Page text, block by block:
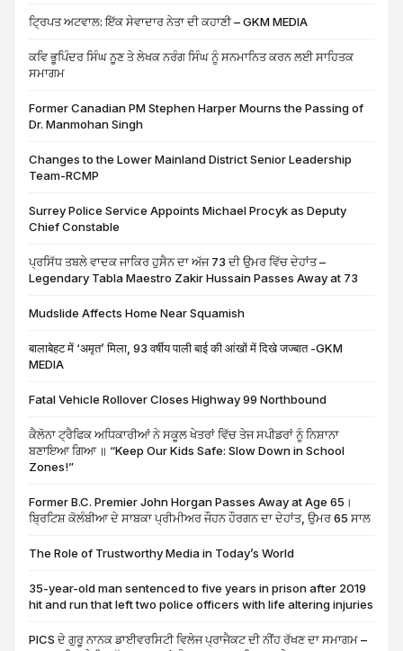
ਟ੍ਰਿਪਤ ਅਟਵਾਲ: ਇੱਕ ਸੇਵਾਦਾਰ ਨੇਤਾ ਦੀ ਕਹਾਣੀ – GKM MEDIA
ਕਵਿ ਭੂਪਿੰਦਰ ਸਿੰਘ ਨੂਣ ਤੇ ਲੇਖਕ ਨਰੰਗ ਸਿੰਘ ਨੂੰ ਸਨਮਾਨਿਤ ਕਰਨ ਲਈ ਸਾਹਿਤਕ
ਸਮਾਗਮ
Former Canadian PM Stephen Harper Mourns the Passing of
Dr. Manmohan Singh
Changes to the Lower Mainland District Senior Leadership
Team-RCMP
Surrey Police Service Appoints Michael Procyk as Deputy
Chief Constable
ਪ੍ਰਸਿੱਧ ਤਬਲੇ ਵਾਦਕ ਜਾਕਿਰ ਹੁਸੈਨ ਦਾ ਅੱਜ 73 ਦੀ ਉਮਰ ਵਿੱਚ ਦੇਹਾਂਤ –
Legendary Tabla Maestro Zakir Hussain Passes Away at 73
Mudslide Affects Home Near Squamish
बालाबेहट में ‘अमृत’ मिला, 93 वर्षीय पाली बाई की आंखों में दिखे जज्बात -GKM
MEDIA
Fatal Vehicle Rollover Closes Highway 99 Northbound
ਕੈਲੋਨਾ ਟ੍ਰੈਫਿਕ ਅਧਿਕਾਰੀਆਂ ਨੇ ਸਕੂਲ ਖੇਤਰਾਂ ਵਿੱਚ ਤੇਜ ਸਪੀਡਰਾਂ ਨੂੰ ਨਿਸ਼ਾਨਾ
ਬਣਾਇਆ ਗਿਆ ॥ “Keep Our Kids Safe: Slow Down in School
Zones!”
Former B.C. Premier John Horgan Passes Away at Age 65।
ਬ੍ਰਿਟਿਸ਼ ਕੋਲੰਬੀਆ ਦੇ ਸਾਬਕਾ ਪ੍ਰੀਮੀਅਰ ਜੌਹਨ ਹੌਰਗਨ ਦਾ ਦੇਹਾਂਤ, ਉਮਰ 65 ਸਾਲ
The Role of Trustworthy Media in Today’s World
35-year-old man sentenced to five years in prison after 2019
hit and run that left two police officers with life altering injuries
PICS ਦੇ ਗੁਰੂ ਨਾਨਕ ਡਾਈਵਰਸਿਟੀ ਵਿਲੇਜ ਪ੍ਰਾਜੈਕਟ ਦੀ ਨੀਂਹ ਰੱਖਣ ਦਾ ਸਮਾਗਮ –